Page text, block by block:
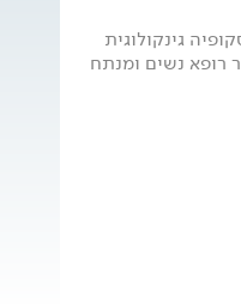
גינקולוגית
רופא נשים ומנתח